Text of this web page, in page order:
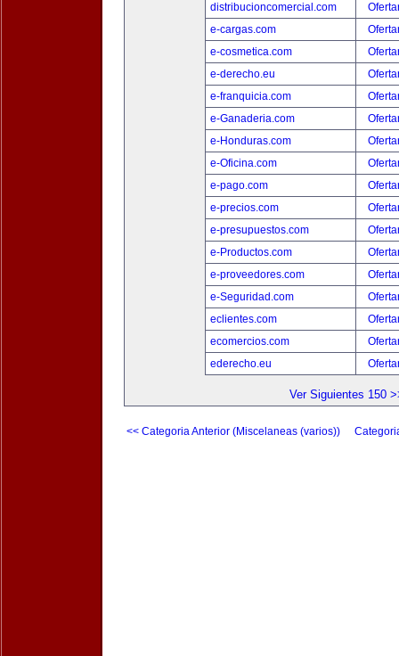
distribucioncomercial.com
e-cargas.com
e-cosmetica.com
e-derecho.eu
e-franquicia.com
e-Ganaderia.com
e-Honduras.com
e-Oficina.com
e-pago.com
e-precios.com
e-presupuestos.com
e-Productos.com
e-proveedores.com
e-Seguridad.com
eclientes.com
ecomercios.com
ederecho.eu
Ver Siguientes 150
<< Categoria Anterior (Miscelaneas (varios))